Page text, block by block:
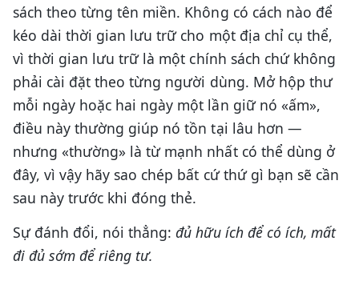
sách theo từng tên miền. Không có cách nào để
kéo dài thời gian lưu trữ cho một địa chỉ cụ thể,
vì thời gian lưu trữ là một chính sách chứ không
phải cài đặt theo từng người dùng. Mở hộp thư
mỗi ngày hoặc hai ngày một lần giữ nó «ấm»,
điều này thường giúp nó tồn tại lâu hơn —
nhưng «thường» là từ mạnh nhất có thể dùng ở
đây, vì vậy hãy sao chép bất cứ thứ gì bạn sẽ cần
sau này trước khi đóng thẻ.
Sự đánh đổi, nói thẳng:đủ hữu ích để có ích, mất
đi đủ sớm để riêng tư.